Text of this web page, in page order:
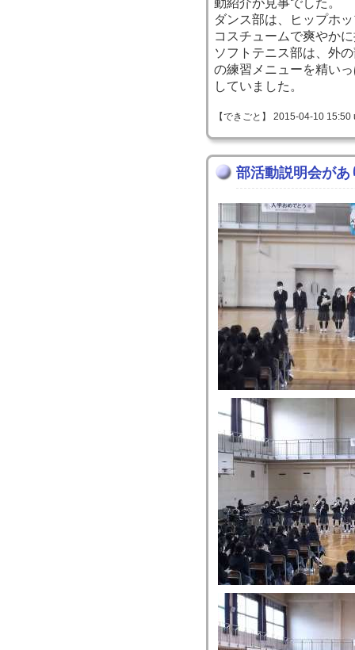
動紹介が見事でした。
ダンス部は、ヒップホ
コスチュームで爽やか
ソフトテニス部は、外
の練習メニューを精い
していました。
【できごと】 2015-04-10
部活動説明会が